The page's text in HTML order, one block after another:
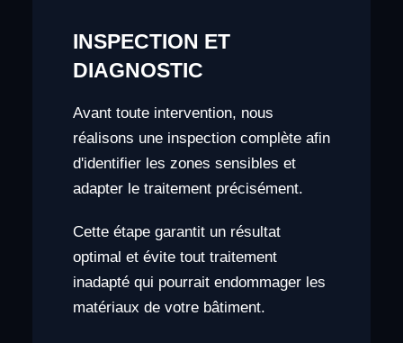
INSPECTION ET
DIAGNOSTIC
Avant toute intervention, nous
réalisons une inspection complète afin
d'identifier les zones sensibles et
adapter le traitement précisément.
Cette étape garantit un résultat
optimal et évite tout traitement
inadapté qui pourrait endommager les
matériaux de votre bâtiment.